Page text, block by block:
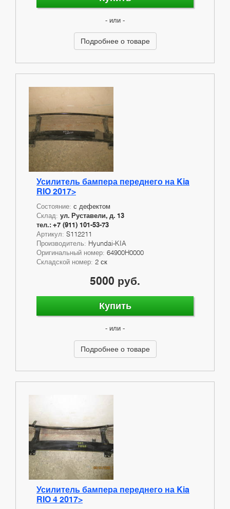
- или -
Подробнее о товаре
Усилитель бампера переднего на Kia
RIO 2017>
Состояние: с дефектом
Склад: ул. Руставели, д. 13
тел.: +7 (911) 101-53-73
Артикул: S112211
Производитель: Hyundai-KIA
Оригинальный номер: 64900H0000
Складской номер: 2 ск
5000 руб.
Купить
- или -
Подробнее о товаре
Усилитель бампера переднего на Kia
RIO 4 2017>